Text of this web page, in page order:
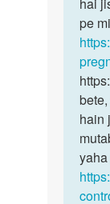
pe
hain